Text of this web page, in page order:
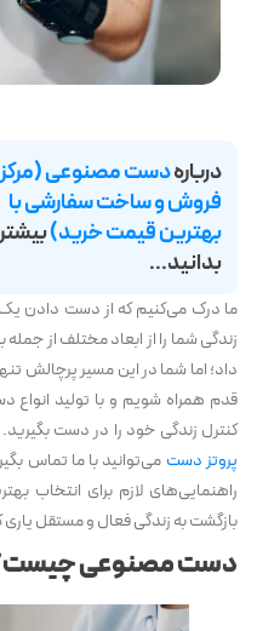
دربارهدست مصنوعی
فروش و ساخت سفارشی با
بهترین قیمت خرید)
بدانید...
ما درک می‌کنیم که از دست دادن یک
زندگی شما را از ابعاد مختلف از
داد؛ اما شما در این مسیر پرچالش
قدم همراه شویم و با تولید
کنترل زندگی خود را در دست
پروتز دست می‌توانید با ما تماس
راهنمایی‌های لازم برای انتخاب
بازگشت به زندگی فعال و مستقل یاری
دست مصنوعی